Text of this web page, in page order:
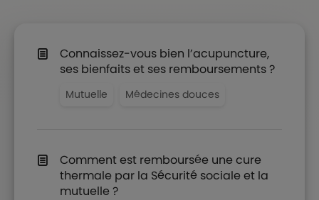
Connaissez-vous bien l’acupuncture,
ses bienfaits et ses remboursements ?
Mutuelle Médecines douces
Comment est remboursée une cure
thermale par la Sécurité sociale et la
mutuelle ?